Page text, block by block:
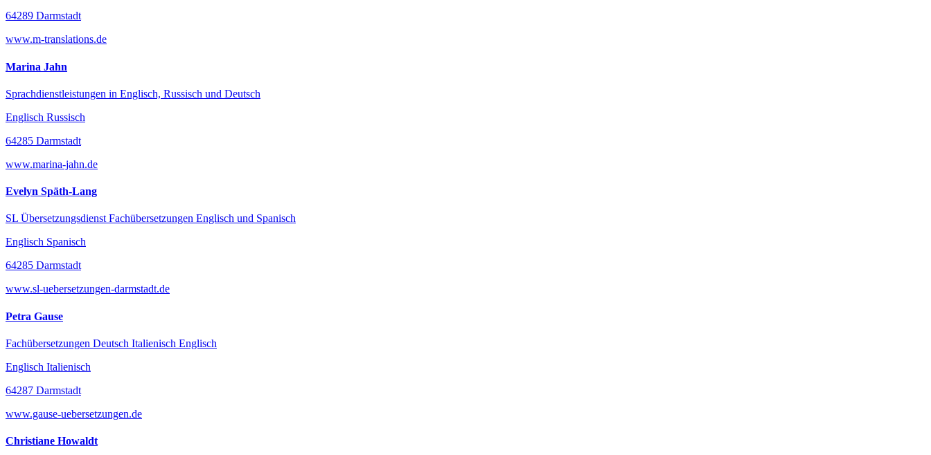
64289 Darmstadt
www.m-translations.de
Marina Jahn
Sprachdienstleistungen in Englisch, Russisch und Deutsch
Englisch Russisch
64285 Darmstadt
www.marina-jahn.de
Evelyn Späth-Lang
SL Übersetzungsdienst Fachübersetzungen Englisch und Spanisch
Englisch Spanisch
64285 Darmstadt
www.sl-uebersetzungen-darmstadt.de
Petra Gause
Fachübersetzungen Deutsch Italienisch Englisch
Englisch Italienisch
64287 Darmstadt
www.gause-uebersetzungen.de
Christiane Howaldt